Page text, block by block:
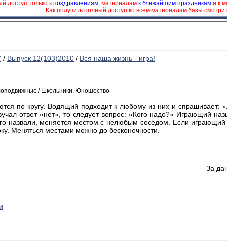
доступ только к поздравлениям, материалам к ближайшим праздникам и к
Как получить полный доступ ко всем материалам базы
/ Выпуск 12(103)2010 / Вся наша жизнь - игра!
/ Школьники, Юношество
по кругу. Водящий подходит к любому из них и спрашивает:
ответ «нет», то следует вопрос: «Кого надо?» Играющий
назвали, меняется местом с нелюбым соседом. Если
Меняться местами можно до бесконечности.
За